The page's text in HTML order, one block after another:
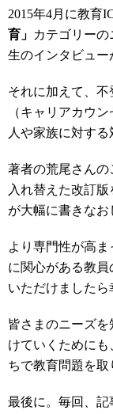
2015年4月に教育
育」 カテゴリー
生のインタビュー
それに加えて、
（キャリアカウ
人や家族に対する
著者の荒尾さんの
入れ替えた改訂
が大幅に書きなお
より専門性が高
に関心がある教
いただけましたら
皆さまのニーズ
けていくために
ちで教育問題を取
最後に。毎回、記